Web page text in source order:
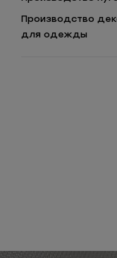
Производство
для одежды